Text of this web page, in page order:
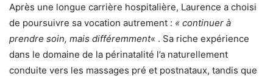
Après une longue carrière hospitalière, Laurence a choisi
de poursuivre sa vocation autrement : « continuer à
prendre soin, mais différemment« . Sa riche expérience
dans le domaine de la périnatalité l’a naturellement
conduite vers les massages pré et postnataux, tandis que